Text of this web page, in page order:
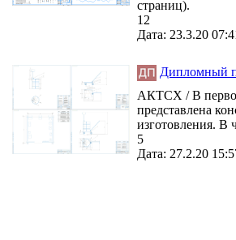
страниц).
12
Дата: 23.3.20
Дипломный
АКТСХ / В первом
представлена
изготовления. В
5
Дата: 27.2.20